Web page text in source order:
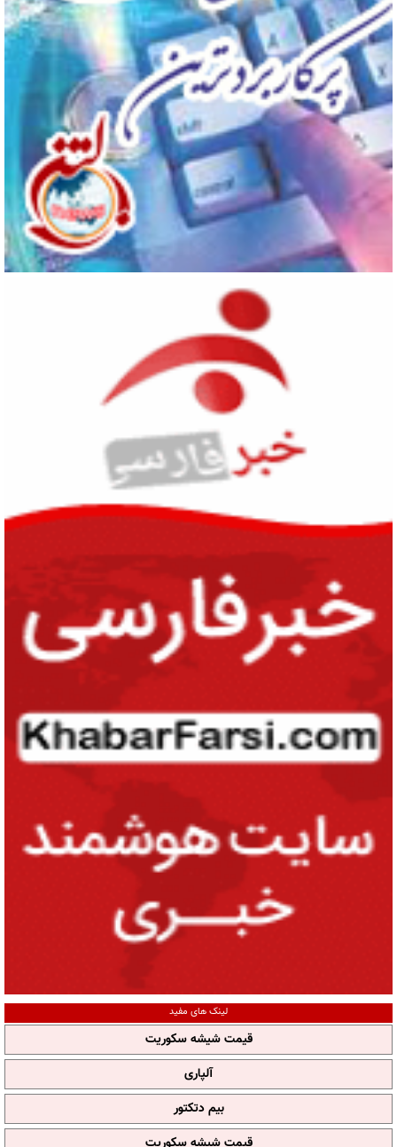
لینک های مفید
قیمت شیشه سکوریت
آلپاری
بیم دتکتور